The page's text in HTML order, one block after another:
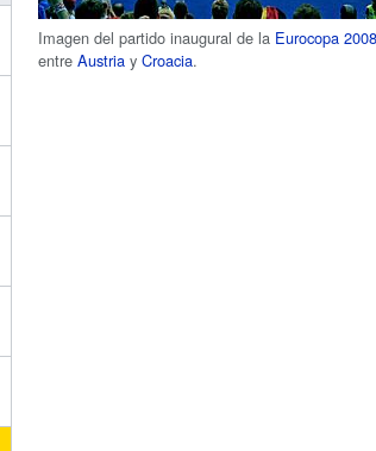
Imagen del partido inaugural de la Eurocopa 2008
entreAustria yCroacia.